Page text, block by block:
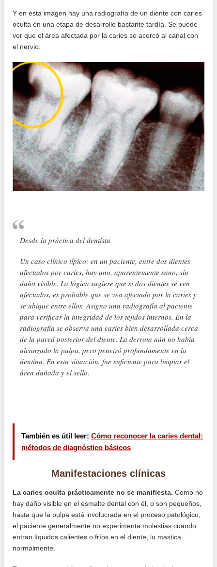
Y en esta imagen hay una radiografía de un diente con caries
oculta en una etapa de desarrollo bastante tardía. Se puede
ver que el área afectada por la caries se acercó al canal con
el nervio:
Desde la práctica del dentista
Un caso clínico típico: en un paciente, entre dos dientes
afectados por caries, hay uno, aparentemente sano, sin
daño visible. La lógica sugiere que si dos dientes se ven
afectados, es probable que se vea afectado por la caries y
se ubique entre ellos. Asigno una radiografía al paciente
para verificar la integridad de los tejidos internos. En la
radiografía se observa una caries bien desarrollada cerca
de la pared posterior del diente. La derrota aún no había
alcanzado la pulpa, pero penetró profundamente en la
dentina. En esta situación, fue suficiente para limpiar el
área dañada y el sello.
También es útil leer:Cómo reconocer la caries dental:
métodos de diagnóstico básicos
Manifestaciones clínicas
La caries oculta prácticamente no se manifiesta. Como no
hay daño visible en el esmalte dental con él, o son pequeños,
hasta que la pulpa está involucrada en el proceso patológico,
el paciente generalmente no experimenta molestias cuando
entran líquidos calientes o fríos en el diente, lo mastica
normalmente.